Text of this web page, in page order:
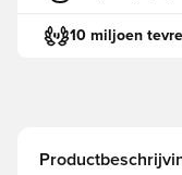
10 miljoen